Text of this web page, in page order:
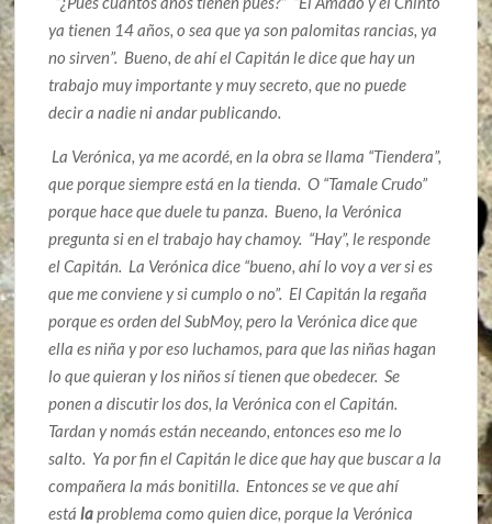
ya tienen 14 años, o sea que ya son palomitas rancias, ya
no sirven”. Bueno, de ahí el Capitán le dice que hay un
trabajo muy importante y muy secreto, que no puede
decir a nadie ni andar publicando.
La Verónica, ya me acordé, en la obra se llama “Tiendera”,
que porque siempre está en la tienda. O “Tamale Crudo”
porque hace que duele tu panza. Bueno, la Verónica
pregunta si en el trabajo hay chamoy. “Hay”, le responde
el Capitán. La Verónica dice “bueno, ahí lo voy a ver si es
que me conviene y si cumplo o no”. El Capitán la regaña
porque es orden del SubMoy, pero la Verónica dice que
ella es niña y por eso luchamos, para que las niñas hagan
lo que quieran y los niños sí tienen que obedecer. Se
ponen a discutir los dos, la Verónica con el Capitán.
Tardan y nomás están neceando, entonces eso me lo
salto. Ya por fin el Capitán le dice que hay que buscar a la
compañera la más bonitilla. Entonces se ve que ahí
está laproblema como quien dice, porque la Verónica